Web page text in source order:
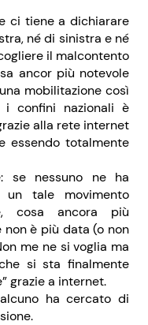
ci tiene a dichiarare
né di sinistra e né
il malcontento
ancor più notevole
mobilitazione così
confini nazionali è
alla rete internet
essendo totalmente
se nessuno ne ha
tale movimento
cosa ancora più
è più data (o non
me ne si voglia ma
si sta finalmente
grazie a internet.
ha cercato di